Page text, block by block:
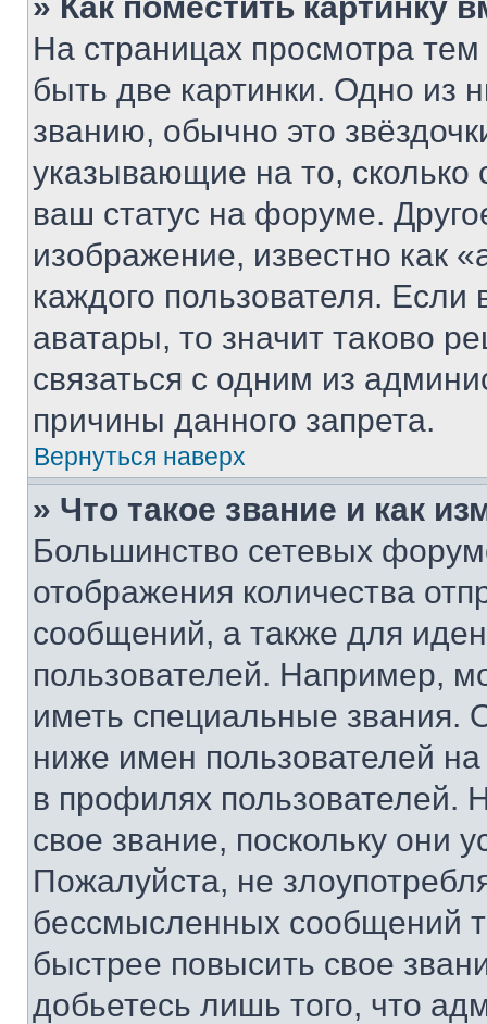
На страницах просмотра
быть две картинки. Одно из
званию, обычно это
указывающие на то,
ваш статус на форуме.
изображение, известно как
каждого пользователя.
аватары, то значит таково
связаться с одним из
причины данного запрета.
Вернуться наверх
» Что такое звание и как
Большинство сетевых
отображения количества
сообщений, а также для
пользователей. Например,
иметь специальные звания.
ниже имен пользователей
в профилях
свое звание, поскольку они
Пожалуйста, не
бессмысленных сообщений
быстрее повысить свое
добьетесь лишь того, что